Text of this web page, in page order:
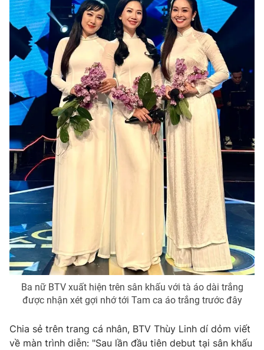
Emagazine Podcast
Photo Infographic
Video Shorts video
VTV Money VTV Thể thao
VTV Sức khoẻ Bất động sản
Thị trường 24h Tấm lòng Việt
VTV4 Vươn mình bằng AI
VTV9
Liên hệ tòa soạn English
THỜI BÁO VTV
Ba nữ BTV xuất hiện trên sân khấu với tà áo dài trắng
được nhận xét gợi nhớ tới Tam ca áo trắng trước đây
Chia sẻ trên trang cá nhân, BTV Thùy Linh dí dỏm viết
về màn trình diễn: "Sau lần đầu tiên debut tại sân khấu